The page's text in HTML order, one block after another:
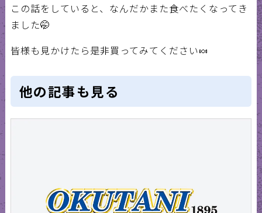
この話をしていると、なんだかまた食べたくなってき
ました🤭
皆様も見かけたら是非買ってみてください🍬
他の記事も見る